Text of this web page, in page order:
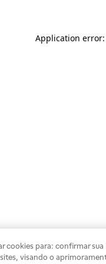
Application
cookies para: confirmar
visando o